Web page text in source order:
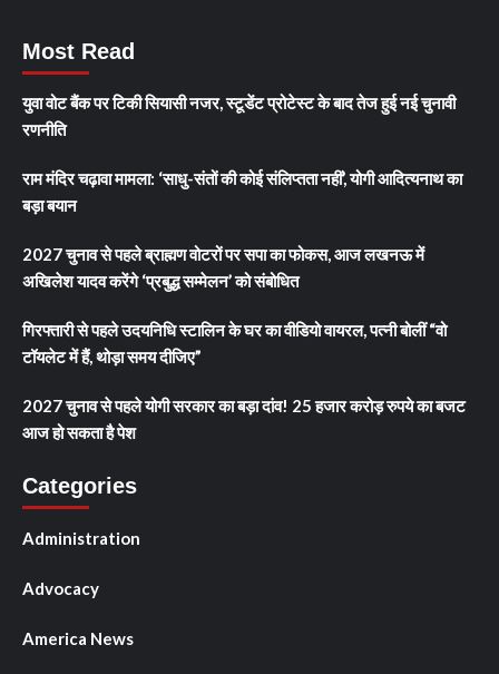
Most Read
युवा वोट बैंक पर टिकी सियासी नजर, स्टूडेंट प्रोटेस्ट के बाद तेज हुई नई चुनावी
रणनीति
राम मंदिर चढ़ावा मामला: ‘साधु-संतों की कोई संलिप्तता नहीं’, योगी आदित्यनाथ का
बड़ा बयान
2027 चुनाव से पहले ब्राह्मण वोटरों पर सपा का फोकस, आज लखनऊ में
अखिलेश यादव करेंगे ‘प्रबुद्ध सम्मेलन’ को संबोधित
गिरफ्तारी से पहले उदयनिधि स्टालिन के घर का वीडियो वायरल, पत्नी बोलीं “वो
टॉयलेट में हैं, थोड़ा समय दीजिए”
2027 चुनाव से पहले योगी सरकार का बड़ा दांव! 25 हजार करोड़ रुपये का बजट
आज हो सकता है पेश
Categories
Administration
Advocacy
America News